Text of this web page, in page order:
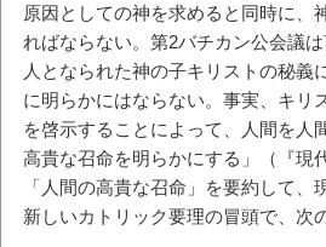
原因としての神を求めると同時に、
ればならない。第2バチカン公会議
人となられた神の子キリストの秘義
に明らかにはならない。事実、キリ
を啓示することによって、人間を人
高貴な召命を明らかにする」（『現
「人間の高貴な召命」を要約して、
新しいカトリック要理の冒頭で、次